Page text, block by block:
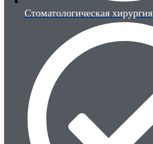
Стоматологическая хирургия